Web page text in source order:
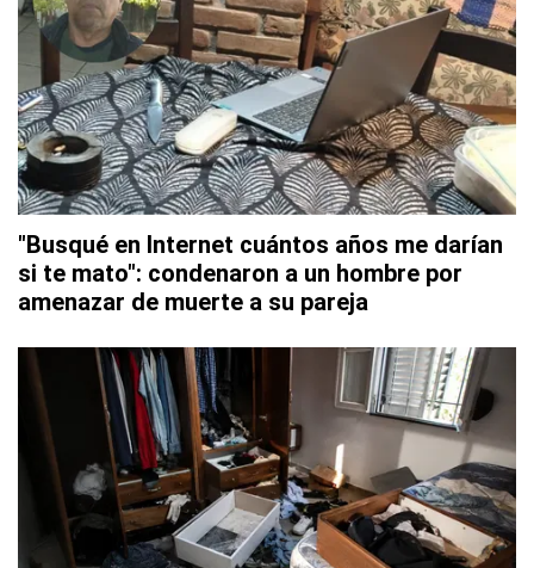
"Busqué en Internet cuántos años me darían
si te mato": condenaron a un hombre por
amenazar de muerte a su pareja